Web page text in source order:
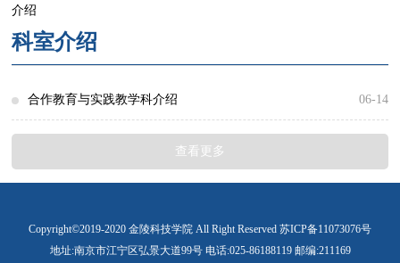
介绍
科室介绍
06-14
合作教育与实践教学科介绍
工作职责：一、负责全校本科实践教学工作的组织与管理；二、负责
五、负责全校开放实验项目的管理工作；六、负责校内外实践基地的
查看更多
Copyright©2019-2020 金陵科技学院 All Right Reserved 苏ICP备11073076号
地址:南京市江宁区弘景大道99号 电话:025-86188119 邮编:211169